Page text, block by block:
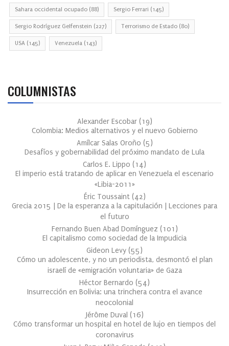
Sahara occidental ocupado (88) Sergio Ferrari (145)
Sergio Rodríguez Gelfenstein (227) Terrorismo de Estado (80)
USA (145) Venezuela (143)
COLUMNISTAS
Alexander Escobar (19)
Colombia: Medios alternativos y el nuevo Gobierno
Amílcar Salas Oroño (5)
Desafíos y gobernabilidad del próximo mandato de Lula
Carlos E. Lippo (14)
El imperio está tratando de aplicar en Venezuela el escenario
«Libia-2011»
Éric Toussaint (42)
Grecia 2015 | De la esperanza a la capitulación | Lecciones para
el futuro
Fernando Buen Abad Domínguez (101 )
El capitalismo como sociedad de la Impudicia
Gideon Levy (55)
Cómo un adolescente, y no un periodista, desmontó el plan
israelí de «emigración voluntaria» de Gaza
Héctor Bernardo (54)
Insurrección en Bolivia: una trinchera contra el avance
neocolonial
Jérôme Duval (16)
Cómo transformar un hospital en hotel de lujo en tiempos del
coronavirus